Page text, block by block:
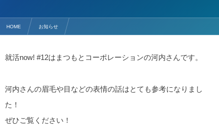
HOME お知らせ
就活now! #12はまつもとコーポレーションの河内さんです。
河内さんの眉毛や目などの表情の話はとても参考になりまし
た！
ぜひご覧ください！